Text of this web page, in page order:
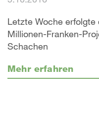
Letzte Woche
Millionen-Franken-
Schachen
Mehr erfahren